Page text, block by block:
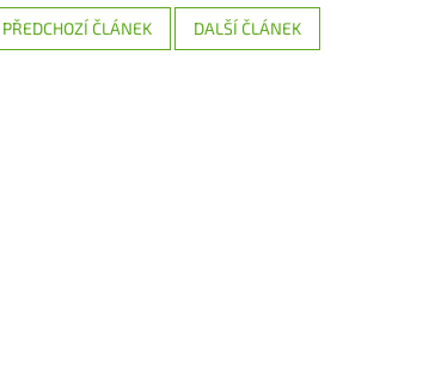
PŘEDCHOZÍ ČLÁNEK DALŠÍ ČLÁNEK